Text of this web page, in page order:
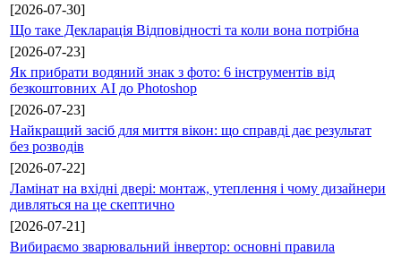
[2026-07-30]
Що таке Декларація Відповідності та коли вона потрібна
[2026-07-23]
Як прибрати водяний знак з фото: 6 інструментів від
безкоштовних AI до Photoshop
[2026-07-23]
Найкращий засіб для миття вікон: що справді дає результат
без розводів
[2026-07-22]
Ламінат на вхідні двері: монтаж, утеплення і чому дизайнери
дивляться на це скептично
[2026-07-21]
Вибираємо зварювальний інвертор: основні правила